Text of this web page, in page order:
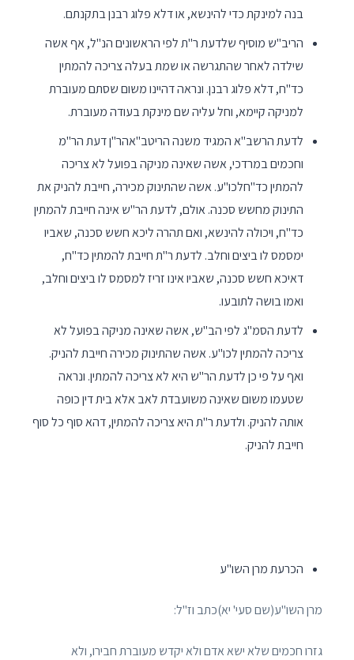
בנה למינקת כדי להינשא, או דלא פלוג רבנן בתקנתם.
הריב"ש מוסיף שלדעת ר"ת לפי הראשונים הנ"ל, אף אשה
שילדה לאחר שהתגרשה או שמת בעלה צריכה להמתין
כד"ח, דלא פלוג רבנן. ונראה דהיינו משום שסתם מעוברת
למניקה קיימא, וחל עליה שם מינקת בעודה מעוברת.
לדעת הרשב"א המגיד משנה הריטב"אהר"ן דעת הר"מ
וחכמים במרדכי, אשה שאינה מניקה בפועל לא צריכה
להמתין כד"חלכו"ע. אשה שהתינוק מכירה, חייבת להניק את
התינוק מחשש סכנה. אולם, לדעת הר"ש אינה חייבת להמתין
כד"ח, ויכולה להינשא, ואם תהרה ליכא חשש סכנה, שאביו
ימסמס לו ביצים וחלב. לדעת ר"ת חייבת להמתין כד"ח,
דאיכא חשש סכנה, שאביו אינו זריז למסמס לו ביצים וחלב,
ואמו בושה לתובעו.
לדעת הסמ"ג לפי הב"ש, אשה שאינה מניקה בפועל לא
צריכה להמתין לכו"ע. אשה שהתינוק מכירה חייבת להניק.
ואף על פי כן לדעת הר"ש היא לא צריכה להמתין. ונראה
שטעמו משום שאינה משועבדת לאב אלא בית דין כופה
אותה להניק. ולדעת ר"ת היא צריכה להמתין, דהא סוף כל סוף
חייבת להניק.
הכרעת מרן השו"ע
מרן השו"ע(שם סעי' יא)כתב וז"ל:
גזרו חכמים שלא ישא אדם ולא יקדש מעוברת חבירו, ולא